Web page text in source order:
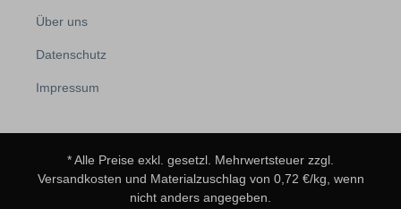
Über uns
Datenschutz
Impressum
* Alle Preise exkl. gesetzl. Mehrwertsteuer zzgl.
Versandkosten und Materialzuschlag von 0,72 €/kg, wenn
nicht anders angegeben.